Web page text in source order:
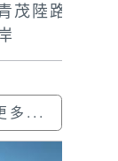
茂陸路邊
多...